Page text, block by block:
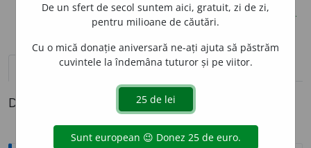
opțiuni
definiții (1) pronunțievolume_up (1)
Definiția cu ID-ul 334070:
De un sfert de secol suntem aici, gratuit, zi de zi,
pentru milioane de căutări.
Cu o mică donație aniversară ne-ați ajuta să păstrăm
cuvintele la îndemâna tuturor și pe viitor.